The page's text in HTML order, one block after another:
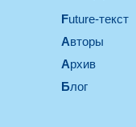
Future-текст
Авторы
Архив
Блог